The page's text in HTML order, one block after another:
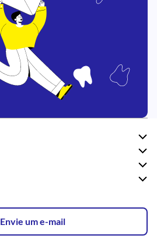
Envie um e-mail